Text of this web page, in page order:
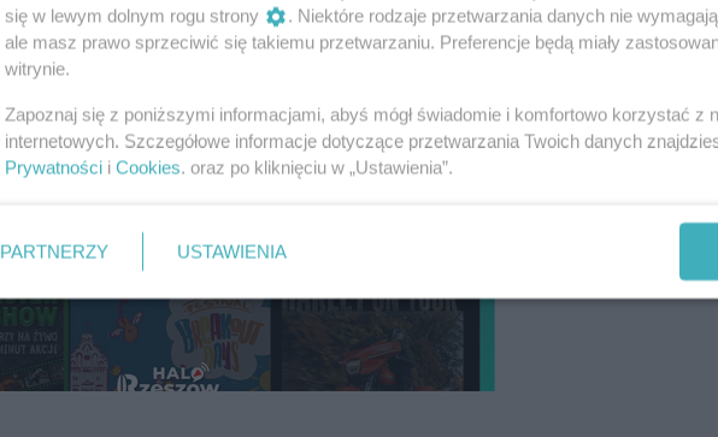
się w lewym dolnym rogu strony
. Niektóre rodzaje przetwarzania danych nie
ale masz prawo sprzeciwić się takiemu przetwarzaniu. Preferencje będą miały
witrynie.
Zapoznaj się z poniższymi informacjami, abyś mógł świadomie i komfortowo korzystać z
internetowych. Szczegółowe informacje dotyczące przetwarzania Twoich danych
Prywatności i Cookies. oraz po kliknięciu w „Ustawienia”.
PARTNERZY USTAWIENIA